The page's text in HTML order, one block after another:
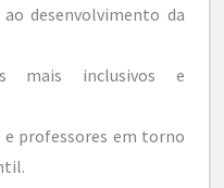
desenvolvimento da
mais inclusivos e
professores em torno